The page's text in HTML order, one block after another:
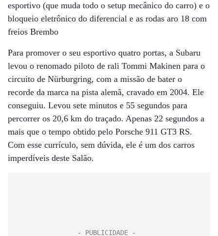
esportivo (que muda todo o setup mecânico do carro) e o
bloqueio eletrônico do diferencial e as rodas aro 18 com
freios Brembo
Para promover o seu esportivo quatro portas, a Subaru
levou o renomado piloto de rali Tommi Makinen para o
circuito de Nürburgring, com a missão de bater o
recorde da marca na pista alemã, cravado em 2004. Ele
conseguiu. Levou sete minutos e 55 segundos para
percorrer os 20,6 km do traçado. Apenas 22 segundos a
mais que o tempo obtido pelo Porsche 911 GT3 RS.
Com esse currículo, sem dúvida, ele é um dos carros
imperdíveis deste Salão.